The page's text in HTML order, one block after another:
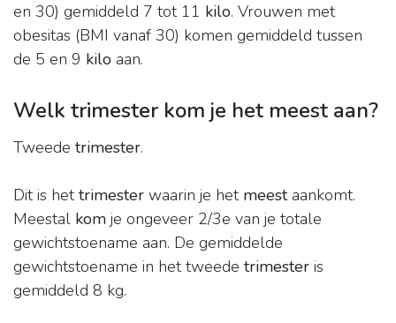
en 30) gemiddeld 7 tot 11 kilo. Vrouwen met
obesitas (BMI vanaf 30) komen gemiddeld tussen
de 5 en 9 kilo aan.
Welk trimester kom je het meest aan?
Tweede trimester.
Dit is hettrimester waarin je het meestaankomt.
Meestal kom je ongeveer 2/3e van je totale
gewichtstoename aan. De gemiddelde
gewichtstoename in het tweede trimester is
gemiddeld 8 kg.